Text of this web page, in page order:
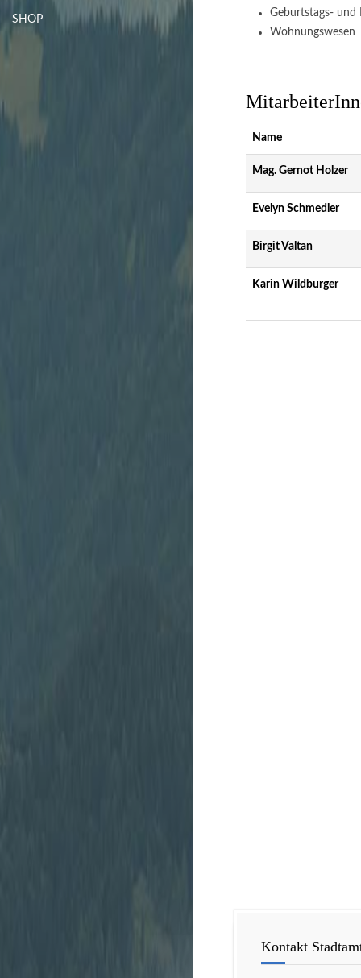
SHOP
Geburtstags- und
Wohnungswesen
Name
Mag. Gernot Holzer
Evelyn Schmedler
Birgit Valtan
Karin Wildburger
Kontakt